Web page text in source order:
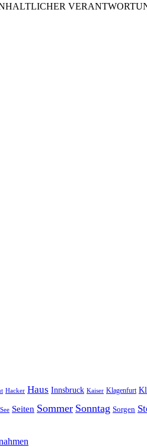
Hacker Haus Innsbruck Kaiser Klagenfurt
See Seiten Sommer Sonntag Sorgen